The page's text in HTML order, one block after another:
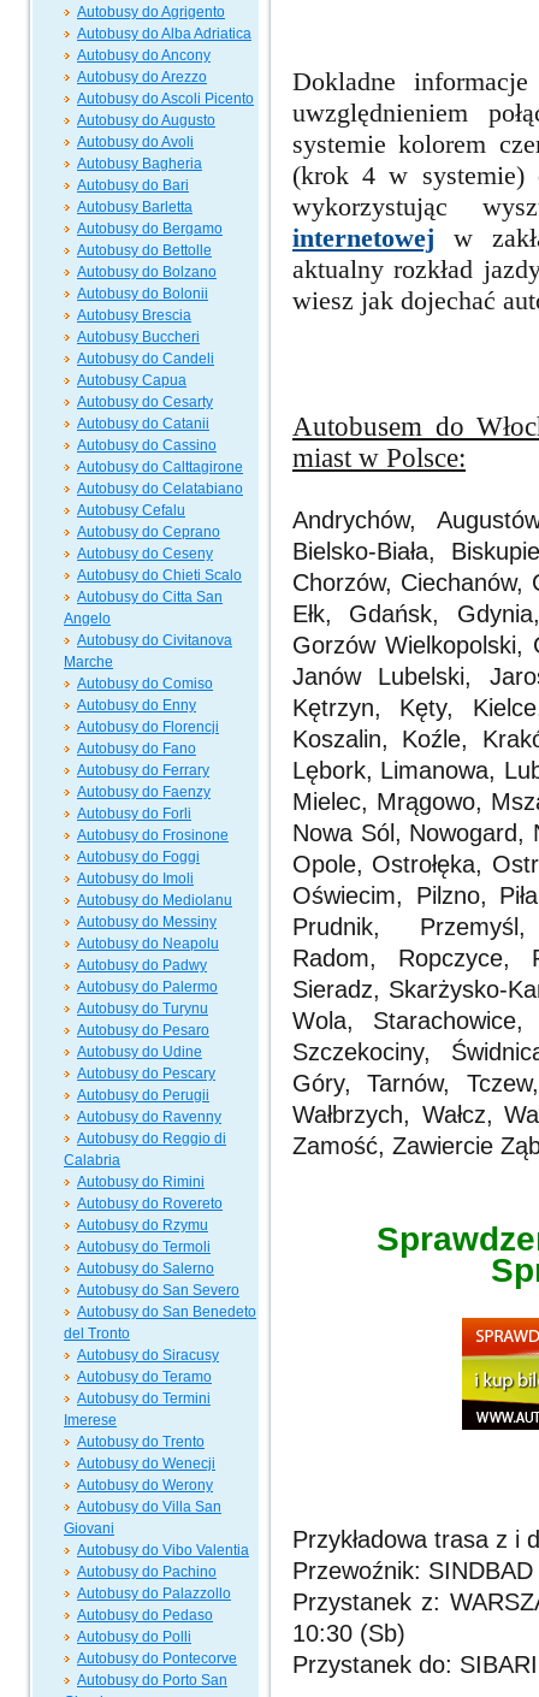
Autobusy do Agrigento
Autobusy do Alba Adriatica
Autobusy do Ancony
Autobusy do Arezzo
Autobusy do Ascoli Picento
Autobusy do Augusto
Autobusy do Avoli
Autobusy Bagheria
Autobusy do Bari
Autobusy Barletta
Autobusy do Bergamo
Autobusy do Bettolle
Autobusy do Bolzano
Autobusy do Bolonii
Autobusy Brescia
Autobusy Buccheri
Autobusy do Candeli
Autobusy Capua
Autobusy do Cesarty
Autobusy do Catanii
Autobusy do Cassino
Autobusy do Calttagirone
Autobusy do Celatabiano
Autobusy Cefalu
Autobusy do Ceprano
Autobusy do Ceseny
Autobusy do Chieti Scalo
Autobusy do Citta San
Angelo
Autobusy do Civitanova
Marche
Autobusy do Comiso
Autobusy do Enny
Autobusy do Florencji
Autobusy do Fano
Autobusy do Ferrary
Autobusy do Faenzy
Autobusy do Forli
Autobusy do Frosinone
Autobusy do Foggi
Autobusy do Imoli
Autobusy do Mediolanu
Autobusy do Messiny
Autobusy do Neapolu
Autobusy do Padwy
Autobusy do Palermo
Autobusy do Turynu
Autobusy do Pesaro
Autobusy do Udine
Autobusy do Pescary
Autobusy do Perugii
Autobusy do Ravenny
Autobusy do Reggio di
Calabria
Autobusy do Rimini
Autobusy do Rovereto
Autobusy do Rzymu
Autobusy do Termoli
Autobusy do Salerno
Autobusy do San Severo
Autobusy do San Benedeto
del Tronto
Autobusy do Siracusy
Autobusy do Teramo
Autobusy do Termini
Imerese
Autobusy do Trento
Autobusy do Wenecji
Autobusy do Werony
Autobusy do Villa San
Giovani
Autobusy do Vibo Valentia
Autobusy do Pachino
Autobusy do Palazzollo
Autobusy do Pedaso
Autobusy do Polli
Autobusy do Pontecorve
Autobusy do Porto San
Dokladne
uwzględnieniem
systemie kolorem
(krok 4 w systemie)
wykorzystując
internetowej w
aktualny rozkład
wiesz jak dojechać
Autobusem do
miast w Polsce:
Andrychów,
Bielsko-Biała,
Chorzów, Ciechanów,
Ełk, Gdańsk,
Gorzów Wielkopolski,
Janów Lubelski,
Kętrzyn, Kęty,
Koszalin, Koźle,
Lębork, Limanowa,
Mielec, Mrągowo,
Nowa Sól, Nowogard,
Opole, Ostrołęka,
Oświecim, Pilzno,
Prudnik,
Radom, Ropczyce,
Sieradz, Skarżysko-
Wola,
Szczekociny,
Góry,Tarnów,
Wałbrzych, Wałcz,
Zamość, Zawiercie
Przykładowa trasa z i
Przewoźnik:
Przystanek z:
10:30 (Sb)
Przystanek do: